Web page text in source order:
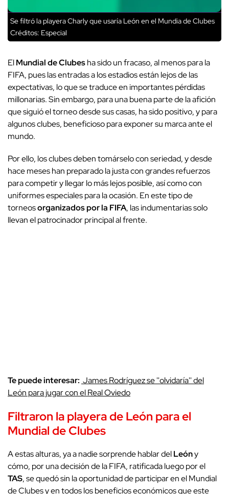
Se filtró la playera Charly que usaría León en el Mundia de Clubes
Créditos: Especial
ElMundial de Clubesha sido un fracaso, al menos para la
FIFA, pues las entradas a los estadios están lejos de las
expectativas, lo que se traduce en importantes pérdidas
millonarias. Sin embargo, para una buena parte de la afición
que siguió el torneo desde sus casas, ha sido positivo, y para
algunos clubes, beneficioso para exponer su marca ante el
mundo.
Por ello, los clubes deben tomárselo con seriedad, y desde
hace meses han preparado la justa con grandes refuerzos
para competir y llegar lo más lejos posible, así como con
uniformes especiales para la ocasión. En este tipo de
torneosorganizados por la FIFA, las indumentarias solo
llevan el patrocinador principal al frente.
Te puede interesar: James Rodríguez se ''olvidaría'' del
León para jugar con el Real Oviedo
Filtraron la playera de León para el
Mundial de Clubes
A estas alturas, ya a nadie sorprende hablar delLeóny
cómo, por una decisión de la FIFA, ratificada luego por el
TAS, se quedó sin la oportunidad de participar en el Mundial
de Clubes y en todos los beneficios económicos que este